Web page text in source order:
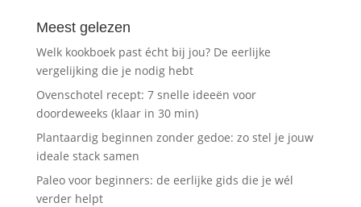
Meest gelezen
Welk kookboek past écht bij jou? De eerlijke
vergelijking die je nodig hebt
Ovenschotel recept: 7 snelle ideeën voor
doordeweeks (klaar in 30 min)
Plantaardig beginnen zonder gedoe: zo stel je jouw
ideale stack samen
Paleo voor beginners: de eerlijke gids die je wél
verder helpt